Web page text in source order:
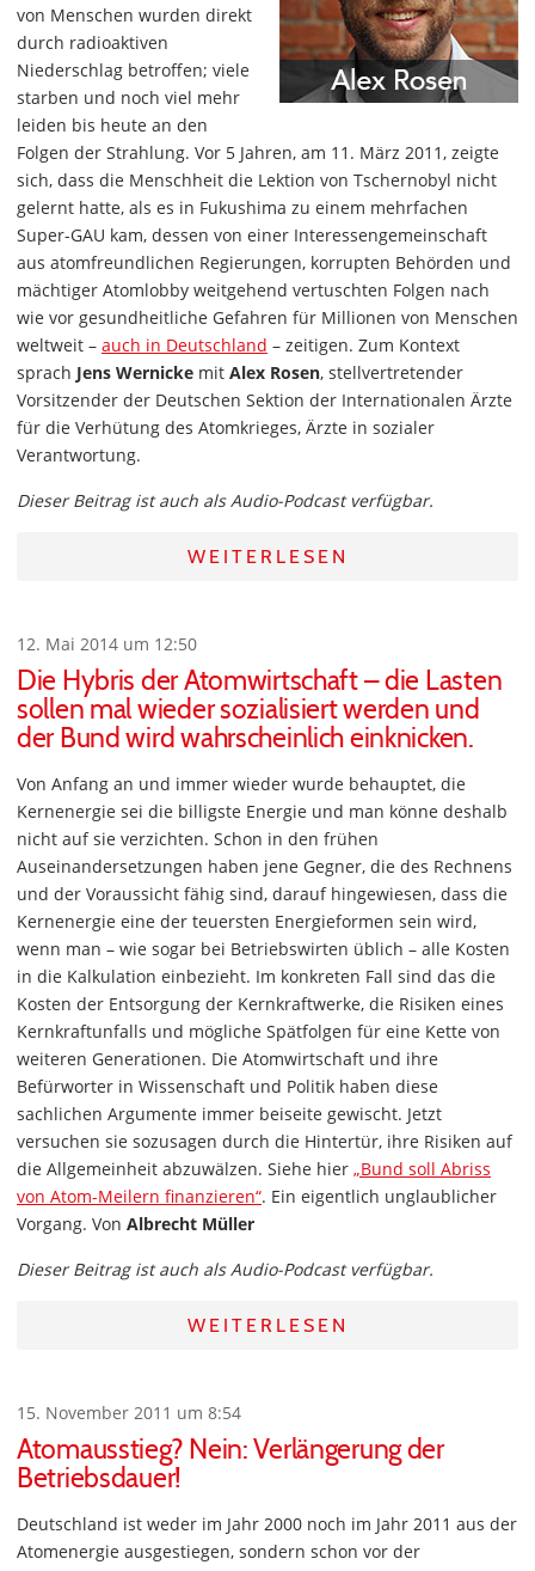
von Menschen wurden direkt
durch radioaktiven
Niederschlag betroffen; viele
starben und noch viel mehr
leiden bis heute an den
Folgen der Strahlung. Vor 5 Jahren, am 11. März 2011, zeigte
sich, dass die Menschheit die Lektion von Tschernobyl nicht
gelernt hatte, als es in Fukushima zu einem mehrfachen
Super-GAU kam, dessen von einer Interessengemeinschaft
aus atomfreundlichen Regierungen, korrupten Behörden und
mächtiger Atomlobby weitgehend vertuschten Folgen nach
wie vor gesundheitliche Gefahren für Millionen von Menschen
weltweit – auch in Deutschland – zeitigen. Zum Kontext
sprach Jens Wernicke mit Alex Rosen, stellvertretender
Vorsitzender der Deutschen Sektion der Internationalen Ärzte
für die Verhütung des Atomkrieges, Ärzte in sozialer
Verantwortung.
Dieser Beitrag ist auch als Audio-Podcast verfügbar.
WEITERLESEN
12. Mai 2014 um 12:50
Die Hybris der Atomwirtschaft – die Lasten
sollen mal wieder sozialisiert werden und
der Bund wird wahrscheinlich einknicken.
Von Anfang an und immer wieder wurde behauptet, die
Kernenergie sei die billigste Energie und man könne deshalb
nicht auf sie verzichten. Schon in den frühen
Auseinandersetzungen haben jene Gegner, die des Rechnens
und der Voraussicht fähig sind, darauf hingewiesen, dass die
Kernenergie eine der teuersten Energieformen sein wird,
wenn man – wie sogar bei Betriebswirten üblich – alle Kosten
in die Kalkulation einbezieht. Im konkreten Fall sind das die
Kosten der Entsorgung der Kernkraftwerke, die Risiken eines
Kernkraftunfalls und mögliche Spätfolgen für eine Kette von
weiteren Generationen. Die Atomwirtschaft und ihre
Befürworter in Wissenschaft und Politik haben diese
sachlichen Argumente immer beiseite gewischt. Jetzt
versuchen sie sozusagen durch die Hintertür, ihre Risiken auf
die Allgemeinheit abzuwälzen. Siehe hier „Bund soll Abriss
von Atom-Meilern finanzieren“. Ein eigentlich unglaublicher
Vorgang. Von Albrecht Müller
Dieser Beitrag ist auch als Audio-Podcast verfügbar.
WEITERLESEN
15. November 2011 um 8:54
Atomausstieg? Nein: Verlängerung der
Betriebsdauer!
Deutschland ist weder im Jahr 2000 noch im Jahr 2011 aus der
Atomenergie ausgestiegen, sondern schon vor der